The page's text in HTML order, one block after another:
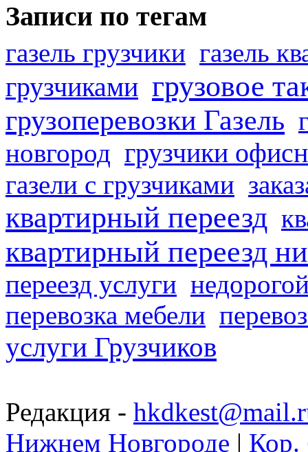
Записи по тегам
газель грузчики газель
грузчиками грузовое
грузоперевозки Газель
новгород грузчики
газели с грузчиками
квартирный переезд
квартирный переезд
переезд услуги
перевозка мебели
услуги Грузчиков
Редакция -
Нижнем Новгороде | Кор.